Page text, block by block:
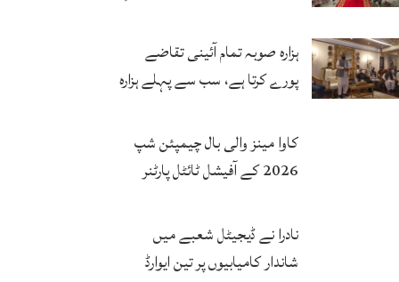
سرٹیفکیٹ پروگرام شروع
ہزارہ صوبہ تمام آئینی تقاضے
پورے کرتا ہے، سب سے پہلے ہزارہ
محمد یوسف
کاوا مینز والی بال چیمپئن شپ
2026 کے آفیشل ٹائٹل پارٹنر
فتح پر جشن
نادرا نے ڈیجیٹل شعبے میں
شاندار کامیابیوں پر تین ایوارڈ